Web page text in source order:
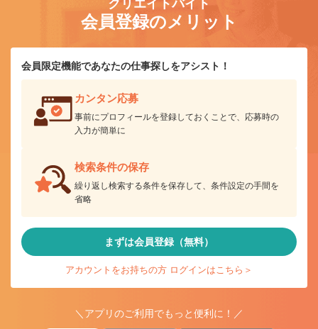
クリエイトバイト
会員登録のメリット
会員限定機能であなたの仕事探しをアシスト！
カンタン応募
事前にプロフィールを登録しておくことで、応募時の
入力が簡単に
検索条件の保存
繰り返し検索する条件を保存して、条件設定の手間を
省略
まずは会員登録（無料）
アカウントをお持ちの方 ログインはこちら＞
＼アプリのご利用でもっと便利に！／